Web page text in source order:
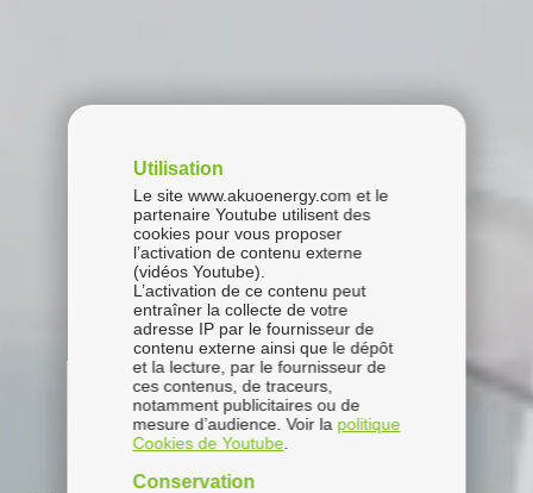
Utilisation
Le site www.akuoenergy.com et le
partenaire Youtube utilisent des
cookies pour vous proposer
l’activation de contenu externe
(vidéos Youtube).
L’activation de ce contenu peut
entraîner la collecte de votre
adresse IP par le fournisseur de
contenu externe ainsi que le dépôt
et la lecture, par le fournisseur de
ces contenus, de traceurs,
notamment publicitaires ou de
mesure d’audience. Voir la politique
Cookies de Youtube
Conservation